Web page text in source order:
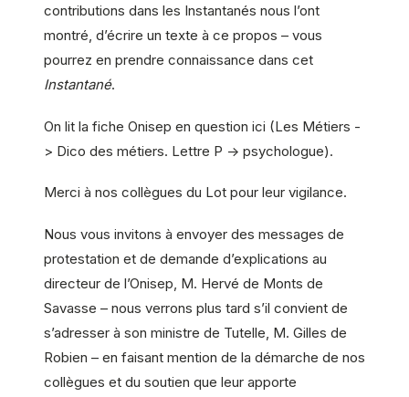
contributions dans les Instantanés nous l’ont
montré, d’écrire un texte à ce propos – vous
pourrez en prendre connaissance dans cet
Instantané.
On lit la fiche Onisep en question ici (Les Métiers -
> Dico des métiers. Lettre P -> psychologue).
Merci à nos collègues du Lot pour leur vigilance.
Nous vous invitons à envoyer des messages de
protestation et de demande d’explications au
directeur de l’Onisep, M. Hervé de Monts de
Savasse – nous verrons plus tard s’il convient de
s’adresser à son ministre de Tutelle, M. Gilles de
Robien – en faisant mention de la démarche de nos
collègues et du soutien que leur apporte